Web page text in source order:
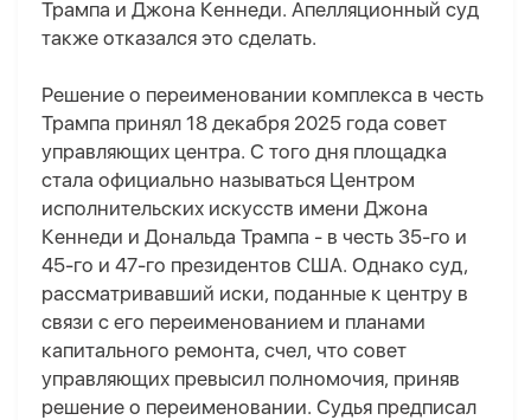
Трампа и Джона Кеннеди. Апелляционный суд
также отказался это сделать.
Решение о переименовании комплекса в честь
Трампа принял 18 декабря 2025 года совет
управляющих центра. С того дня площадка
стала официально называться Центром
исполнительских искусств имени Джона
Кеннеди и Дональда Трампа - в честь 35-го и
45-го и 47-го президентов США. Однако суд,
рассматривавший иски, поданные к центру в
связи с его переименованием и планами
капитального ремонта, счел, что совет
управляющих превысил полномочия, приняв
решение о переименовании. Судья предписал